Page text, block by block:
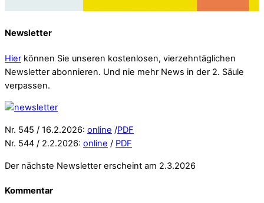
Newsletter
Hier können Sie unseren kostenlosen, vierzehntäglichen
Newsletter abonnieren. Und nie mehr News in der 2. Säule
verpassen.
Nr. 545 / 16.2.2026: online /PDF
Nr. 544 / 2.2.2026: online / PDF
Der nächste Newsletter erscheint am 2.3.2026
Kommentar